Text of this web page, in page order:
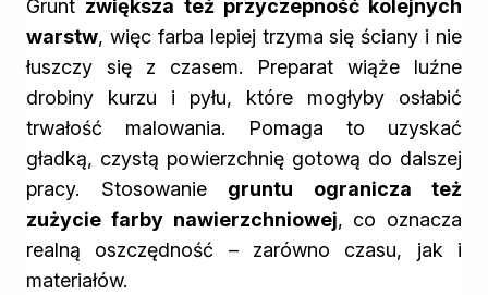
Grunt zwiększa też przyczepność kolejnych
warstw, więc farba lepiej trzyma się ściany i nie
łuszczy się z czasem. Preparat wiąże luźne
drobiny kurzu i pyłu, które mogłyby osłabić
trwałość malowania. Pomaga to uzyskać
gładką, czystą powierzchnię gotową do dalszej
pracy. Stosowanie gruntu ogranicza też
zużycie farby nawierzchniowej, co oznacza
realną oszczędność – zarówno czasu, jak i
materiałów.